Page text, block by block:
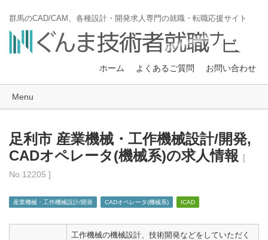
群馬のCAD/CAM、各種設計・開発求人専門の就職・転職応援サイト
ホーム よくあるご質問 お問い合わせ
Menu
足利市 産業機械・工作機械設計/開発,
CADオペレータ(機械系)の求人情報
[
No.12205 ]
産業機械・工作機械設計/開発 CADオペレータ(機械系) ICAD
工作機械の機械設計、技術開発などをしていただく